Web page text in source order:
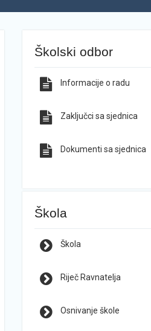
Školski odbor
Informacije o radu
Zaključci sa sjednica
Dokumenti sa sjednica
Škola
Škola
Riječ Ravnatelja
Osnivanje škole